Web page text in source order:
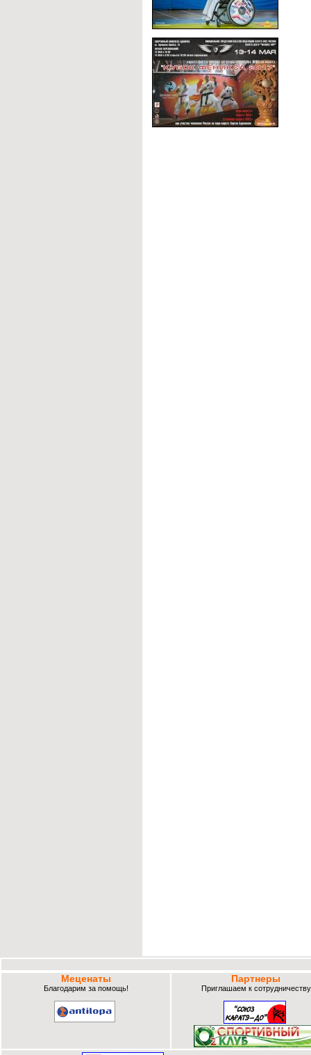
Меценаты
Благодарим за помощь!
Партнеры
Приглашаем к